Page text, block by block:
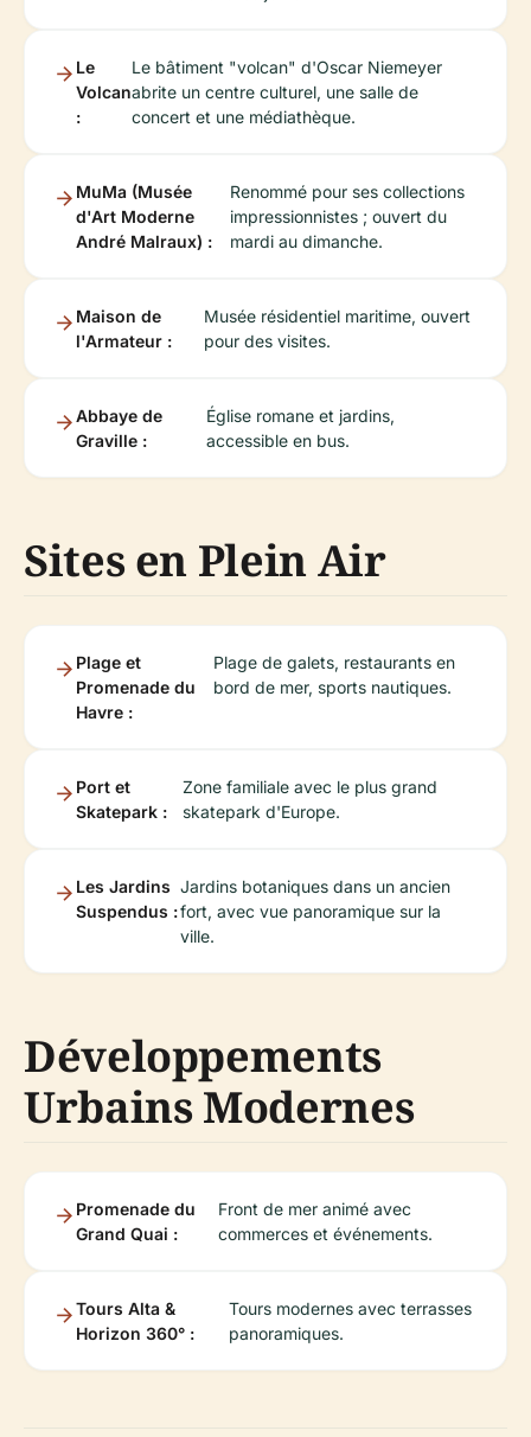
Le
Volcan
:
Le bâtiment "volcan" d'Oscar Niemeyer
abrite un centre culturel, une salle de
concert et une médiathèque.
MuMa (Musée
d'Art Moderne
André Malraux) :
Renommé pour ses collections
impressionnistes ; ouvert du
mardi au dimanche.
Maison de
l'Armateur :
Musée résidentiel maritime, ouvert
pour des visites.
Abbaye de
Graville :
Église romane et jardins,
accessible en bus.
Sites en Plein Air
Plage et
Promenade du
Havre :
Plage de galets, restaurants en
bord de mer, sports nautiques.
Port et
Skatepark :
Zone familiale avec le plus grand
skatepark d'Europe.
Les Jardins
Suspendus :
Jardins botaniques dans un ancien
fort, avec vue panoramique sur la
ville.
Développements
Urbains Modernes
Promenade du
Grand Quai :
Front de mer animé avec
commerces et événements.
Tours Alta &
Horizon 360° :
Tours modernes avec terrasses
panoramiques.